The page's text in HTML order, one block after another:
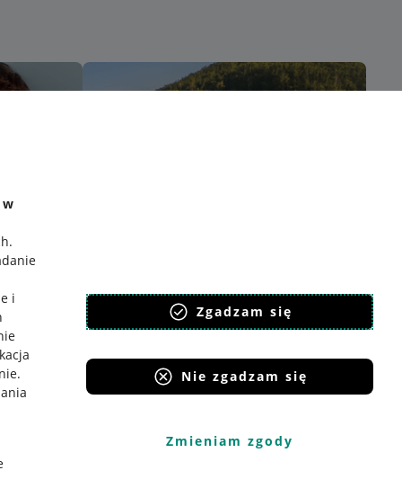
w
.
i
.
Zgadzam się
Nie zgadzam się
Zmieniam zgody